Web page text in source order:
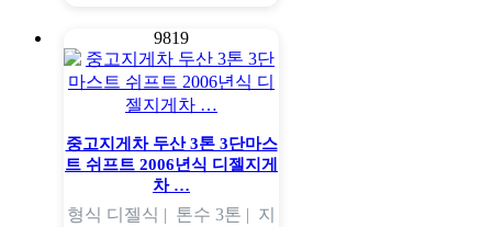
9819
중고지게차 두산 3톤 3단마스
트 쉬프트 2006년식 디젤지게
차 …
형식 디젤식 | 톤수 3톤 | 지